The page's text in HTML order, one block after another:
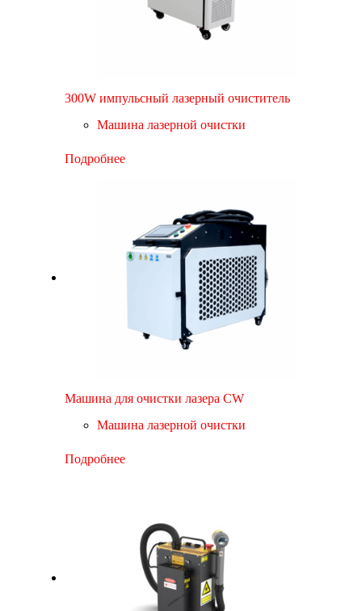
300W импульсный лазерный очиститель
Машина лазерной очистки
Подробнее
Машина для очистки лазера CW
Машина лазерной очистки
Подробнее